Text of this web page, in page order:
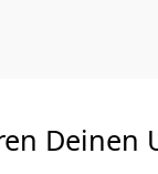
Deinen